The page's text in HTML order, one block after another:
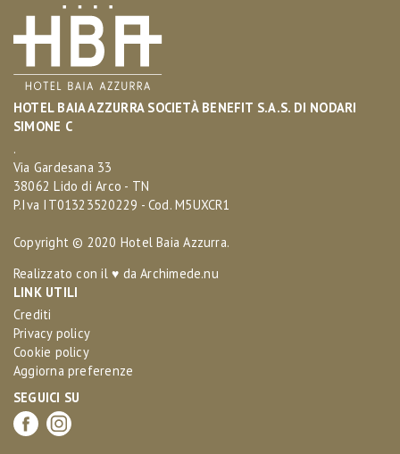
HOTEL BAIA AZZURRA SOCIETÀ BENEFIT S.A.S. DI NODARI
SIMONE C
.
Via Gardesana 33
38062 Lido di Arco - TN
P.Iva IT01323520229 - Cod. M5UXCR1
Copyright © 2020 Hotel Baia Azzurra.
Realizzato con il ♥ daArchimede.nu
LINK UTILI
Crediti
Privacy policy
Cookie policy
Aggiorna preferenze
SEGUICI SU